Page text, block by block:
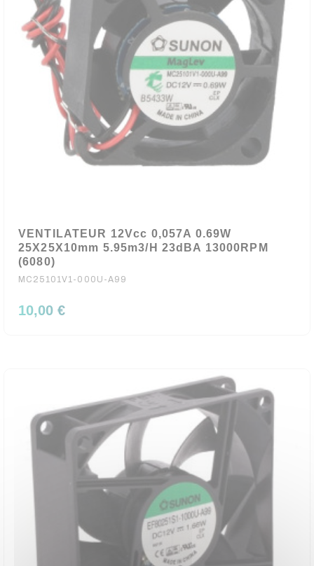
VENTILATEUR 12Vcc 0,057A 0.69W
25X25X10mm 5.95m3/H 23dBA 13000RPM
(6080)
MC25101V1-000U-A99
10,00 €